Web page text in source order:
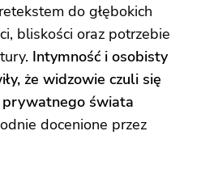
do głębokich
bliskości oraz potrzebie
Intymność i osobisty
że widzowie czuli się
prywatnego świata
docenione przez